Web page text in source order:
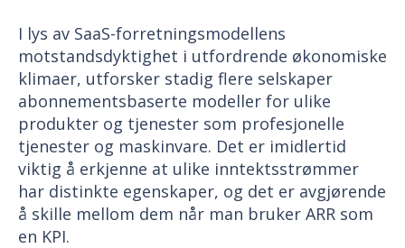
I lys av SaaS-forretningsmodellens
motstandsdyktighet i utfordrende økonomiske
klimaer, utforsker stadig flere selskaper
abonnementsbaserte modeller for ulike
produkter og tjenester som profesjonelle
tjenester og maskinvare. Det er imidlertid
viktig å erkjenne at ulike inntektsstrømmer
har distinkte egenskaper, og det er avgjørende
å skille mellom dem når man bruker ARR som
en KPI.